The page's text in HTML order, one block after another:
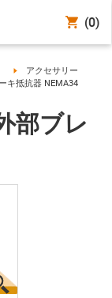
(0)
igus-icon-arrow-right
アクセサリー
キ抵抗器 NEMA34
部ブレ
igus-icon-lupe
igus-icon-lupe